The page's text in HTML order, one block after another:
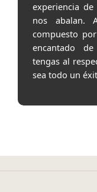
experiencia
nos abalan.
compuesto
encantado
tengas al
sea todo un